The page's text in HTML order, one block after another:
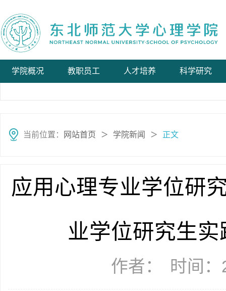
学院概况 教职员工 人才培养 科学研究
当前位置： 网站首页 ＞ 学院新闻 ＞ 正文
应用心理专业学位研
业学位研究生
作者： 时间